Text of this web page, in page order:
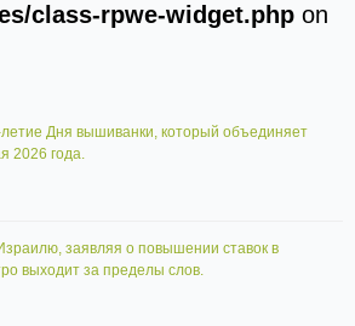
class-rpwe-widget.php on
Дня вышиванки, который объединяет
2026 года.
заявляя о повышении ставок в
выходит за пределы слов.